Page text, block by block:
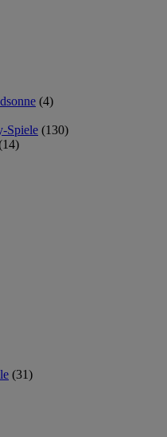
(4)
Spiele (130)
(31)